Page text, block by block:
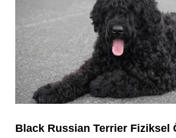
Black Russian Terrier Fiziksel